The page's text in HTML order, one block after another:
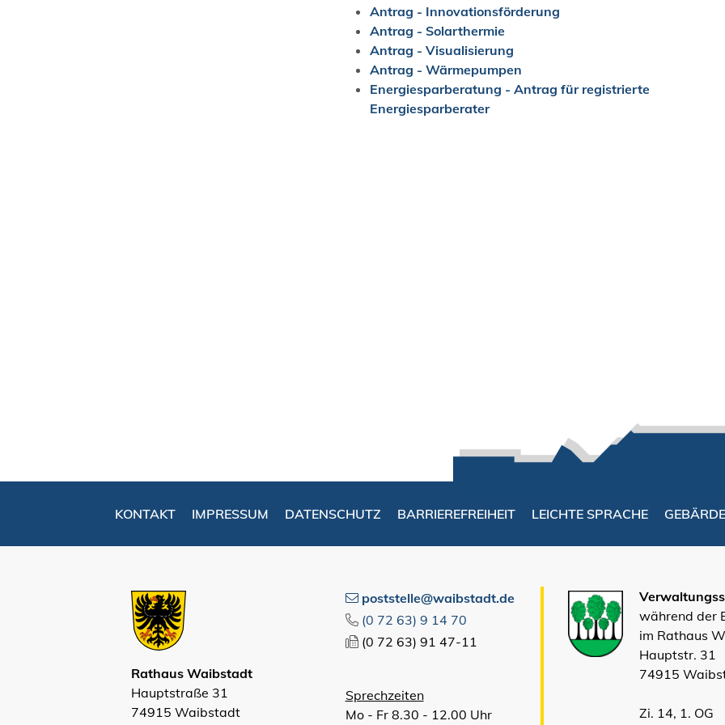
Antrag - Innovationsförderung
Antrag - Solarthermie
Antrag - Visualisierung
Antrag - Wärmepumpen
Energiesparberatung - Antrag für registrierte
Energiesparberater
KONTAKT IMPRESSUM DATENSCHUTZ BARRIEREFREIHEIT LEICHTE SPRACHE
Rathaus Waibstadt
Hauptstraße 31
74915 Waibstadt
poststelle@waibstadt.de
(0 72 63) 9 14 70
(0 72 63) 91 47-11
Sprechzeiten
Mo - Fr 8.30 - 12.00 Uhr
während der
im Rathaus
Hauptstr. 31
74915
Zi. 14, 1. OG